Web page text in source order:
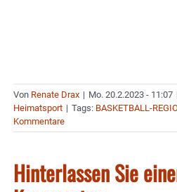
Von Renate Drax | Mo. 20.2.2023 - 11:07
Heimatsport | Tags: BASKETBALL-
Kommentare
Hinterlassen Sie